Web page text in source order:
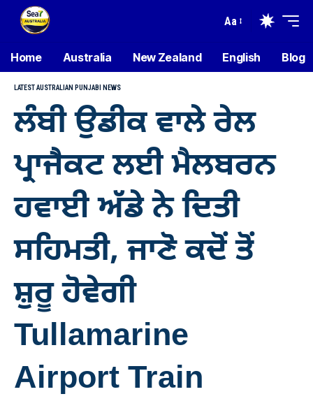
Aa
Home Australia New Zealand English Blog
LATEST AUSTRALIAN PUNJABI NEWS
ਲੰਬੀ ਉਡੀਕ ਵਾਲੇ ਰੇਲ
ਪ੍ਰਾਜੈਕਟ ਲਈ ਮੈਲਬਰਨ
ਹਵਾਈ ਅੱਡੇ ਨੇ ਦਿਤੀ
ਸਹਿਮਤੀ, ਜਾਣੋ ਕਦੋਂ ਤੋਂ
ਸ਼ੁਰੂ ਹੋਵੇਗੀ
Tullamarine
Airport Train